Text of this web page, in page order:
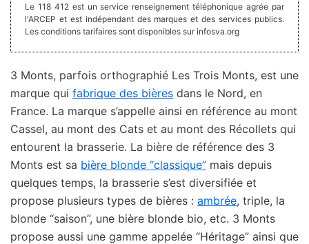
Le 118 412 est un service renseignement téléphonique agrée par
l'ARCEP et est indépendant des marques et des services publics.
Les conditions tarifaires sont disponibles sur infosva.org
3 Monts, parfois orthographié Les Trois Monts, est une
marque qui fabrique des bières dans le Nord, en
France. La marque s’appelle ainsi en référence au mont
Cassel, au mont des Cats et au mont des Récollets qui
entourent la brasserie. La bière de référence des 3
Monts est sa bière blonde “classique” mais depuis
quelques temps, la brasserie s’est diversifiée et
propose plusieurs types de bières : ambrée, triple, la
blonde “saison”, une bière blonde bio, etc. 3 Monts
propose aussi une gamme appelée “Héritage” ainsi que